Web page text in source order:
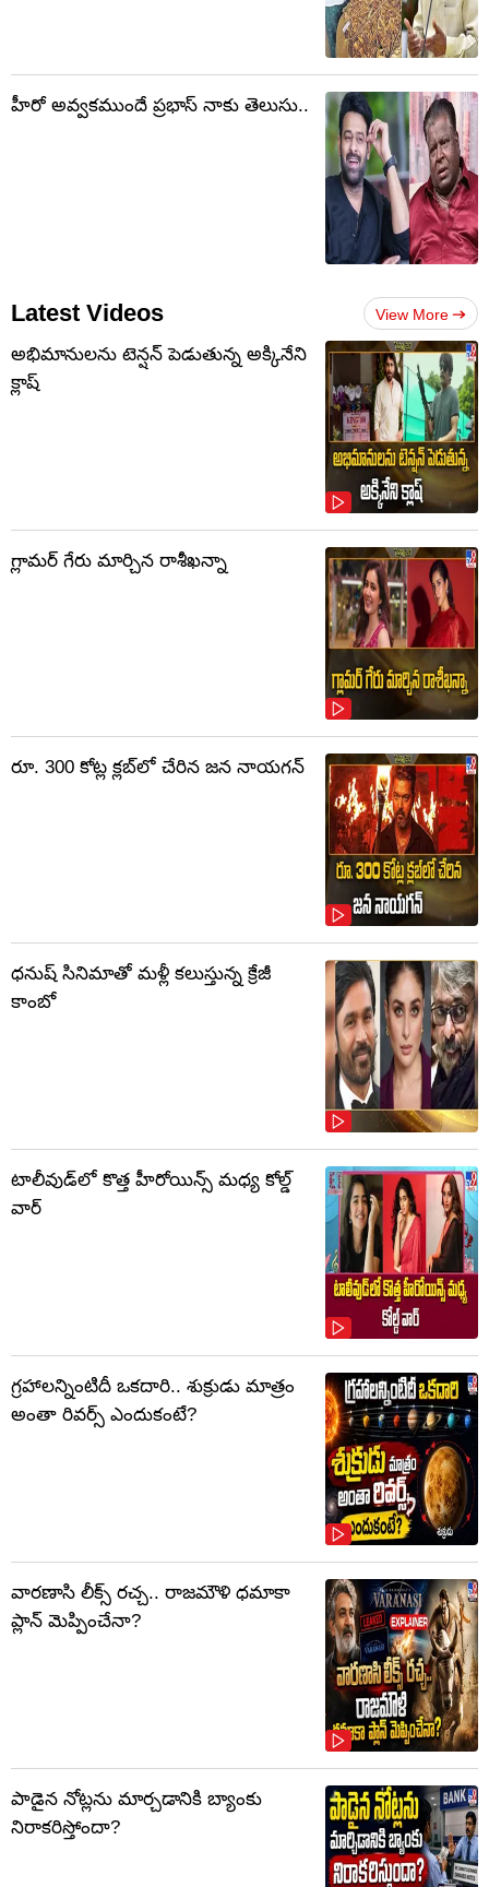
హీరో అవ్వకముందే ప్రభాస్ నాకు తెలుసు..
Latest Videos View More
అభిమానులను టెన్షన్‌ పెడుతున్న అక్కినేని
క్లాష్‌
గ్లామర్ గేరు మార్చిన రాశీఖన్నా
రూ. 300 కోట్ల క్లబ్‌లో చేరిన జన నాయగన్
ధనుష్ సినిమాతో మళ్లీ కలుస్తున్న క్రేజీ
కాంబో
టాలీవుడ్‌లో కొత్త హీరోయిన్స్ మధ్య కోల్డ్
వార్
గ్రహాలన్నింటిదీ ఒకదారి.. శుక్రుడు మాత్రం
అంతా రివర్స్ ఎందుకంటే?
వారణాసి లీక్స్ రచ్చ.. రాజమౌళి ధమాకా
ప్లాన్ మెప్పించేనా?
పాడైన నోట్లను మార్చడానికి బ్యాంకు
నిరాకరిస్తోందా?